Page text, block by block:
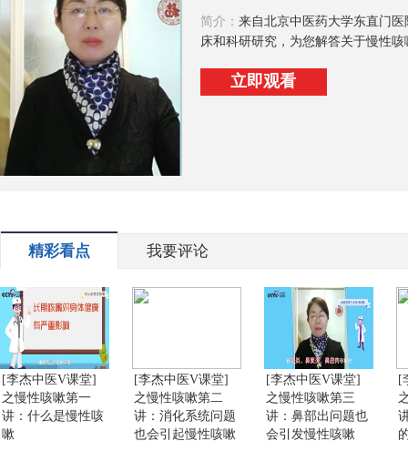
简介： 来自北京中医药大学东直门
床和科研研究，为您解答关于慢性
立即观看
精彩看点 我要评论
[李杰中医V课堂]
之慢性咳嗽第一
讲：什么是慢性咳
嗽
[李杰中医V课堂]
之慢性咳嗽第二
讲：消化系统问题
也会引起慢性咳嗽
[李杰中医V课堂]
之慢性咳嗽第三
讲：鼻部出问题也
会引发慢性咳嗽
[